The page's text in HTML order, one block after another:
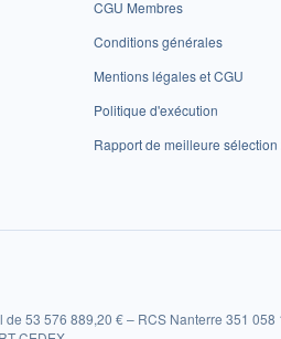
CGU Membres
Conditions générales
Mentions légales et CGU
Politique d'exécution
Rapport de meilleure
de 53 576 889,20 € – RCS Nanterre 351